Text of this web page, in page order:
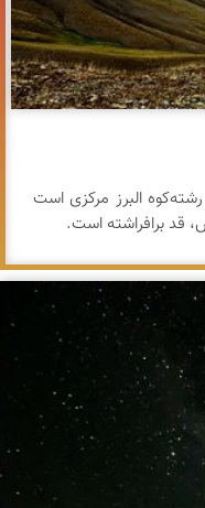
رشته‌کوه البرز مرکزی است
قد برافراشته است.